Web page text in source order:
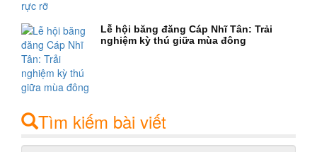
Lễ hội băng đăng Cáp Nhĩ Tân: Trải
nghiệm kỳ thú giữa mùa đông
Tìm kiếm bài viết